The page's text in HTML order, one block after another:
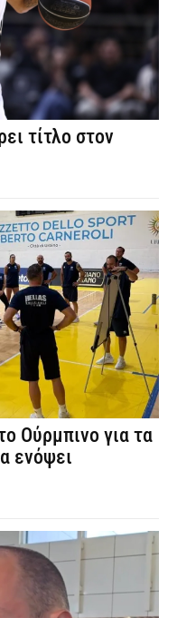
τίτλο στον
Ούρμπινο για τα
ενόψει